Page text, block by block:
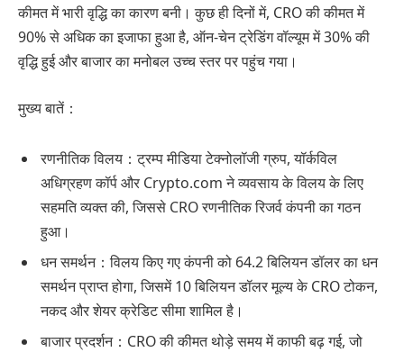
कीमत में भारी वृद्धि का कारण बनी। कुछ ही दिनों में, CRO की कीमत में
90% से अधिक का इजाफा हुआ है, ऑन-चेन ट्रेडिंग वॉल्यूम में 30% की
वृद्धि हुई और बाजार का मनोबल उच्च स्तर पर पहुंच गया।
मुख्य बातें：
रणनीतिक विलय：ट्रम्प मीडिया टेक्नोलॉजी ग्रुप, यॉर्कविल
अधिग्रहण कॉर्प और Crypto.com ने व्यवसाय के विलय के लिए
सहमति व्यक्त की, जिससे CRO रणनीतिक रिजर्व कंपनी का गठन
हुआ।
धन समर्थन：विलय किए गए कंपनी को 64.2 बिलियन डॉलर का धन
समर्थन प्राप्त होगा, जिसमें 10 बिलियन डॉलर मूल्य के CRO टोकन,
नकद और शेयर क्रेडिट सीमा शामिल है।
बाजार प्रदर्शन：CRO की कीमत थोड़े समय में काफी बढ़ गई, जो